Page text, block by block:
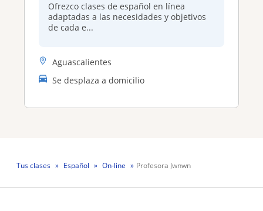
Ofrezco clases de español en línea
adaptadas a las necesidades y objetivos
de cada e...
Aguascalientes
Se desplaza a domicilio
Tus clases Español On-line Profesora Jwnwn